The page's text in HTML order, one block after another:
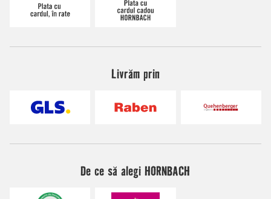
Livrăm prin
De ce să alegi HORNBACH